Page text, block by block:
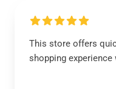
This store offers
shopping